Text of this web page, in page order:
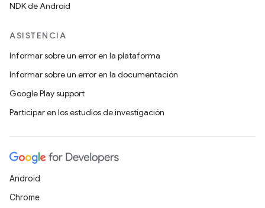
NDK de Android
ASISTENCIA
Informar sobre un error en la plataforma
Informar sobre un error en la documentación
Google Play support
Participar en los estudios de investigación
Android
Chrome